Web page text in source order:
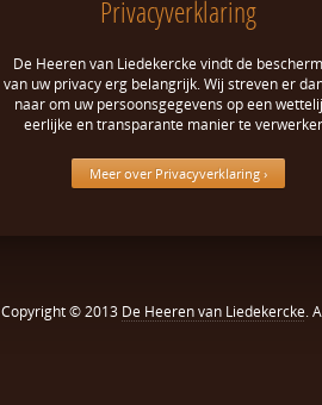
Privacyverklaring
De Heeren van Liedekercke vindt de
van uw privacy erg belangrijk. Wij streven er
naar om uw persoonsgegevens op een
eerlijke en transparante manier te
Meer over Privacyverklaring ›
Copyright © 2013 De Heeren van Liedekercke.